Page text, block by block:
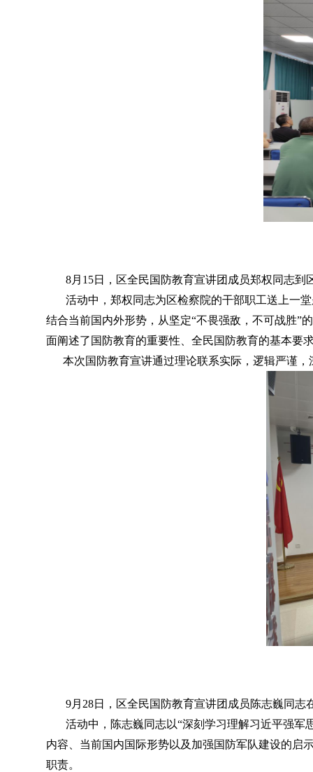
8月15日 ， 区全民国防教育宣讲团成员郑权同志
活动中 ， 郑权同志为区检察院的干部职工送上一
结合当前国内外形势，从坚定“不畏强敌 ， 不可战胜”
面阐述了国防教育的重要性、全民国防教育的基本要
本次国防教育宣讲通过理论联系实际 ， 逻辑严谨，
9月28日 ， 区全民国防教育宣讲团成员陈志巍同
活动中 ， 陈志巍同志以“深刻学习理解习近平强
内容、当前国内国际形势以及加强国防军队建设的启
职责。